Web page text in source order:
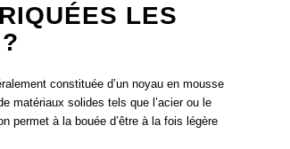
LES
constituée d’un noyau en mousse
matériaux solides tels que l’acier ou le
permet à la bouée d’être à la fois légère